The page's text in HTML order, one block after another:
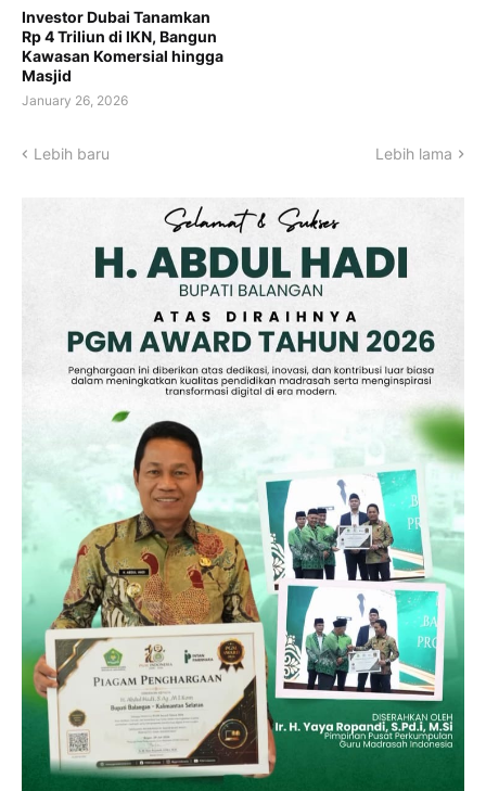
Investor Dubai Tanamkan
Rp 4 Triliun di IKN, Bangun
Kawasan Komersial hingga
Masjid
January 26, 2026
Lebih baru Lebih lama